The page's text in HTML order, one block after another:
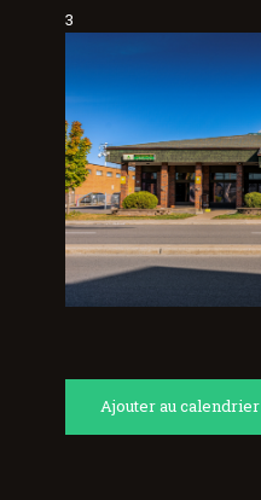
3
Ajouter au calendrier